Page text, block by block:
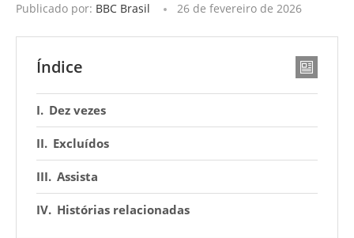
Publicado por: BBC Brasil 26 de fevereiro de 2026
Índice
Dez vezes
Excluídos
Assista
Histórias relacionadas